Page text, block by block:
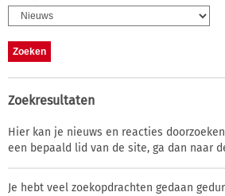
Zoekresultaten
Hier kan je nieuws en reacties
een bepaald lid van de site, ga dan naar
Je hebt veel zoekopdrachten gedaan